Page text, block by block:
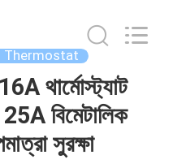
Thermostat
থার্মোস্ট্যাট
বিমেটালিক
সুরক্ষা